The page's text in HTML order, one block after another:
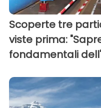
Scoperte tre
viste prima:
fondamentali